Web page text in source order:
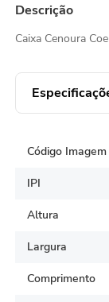
Descrição
Caixa Cenoura
Código Imagem
IPI
Altura
Largura
Comprimento